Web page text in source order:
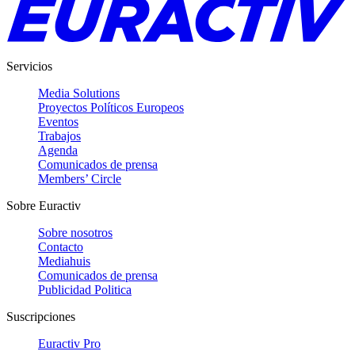
Servicios
Media Solutions
Proyectos Políticos Europeos
Eventos
Trabajos
Agenda
Comunicados de prensa
Members’ Circle
Sobre Euractiv
Sobre nosotros
Contacto
Mediahuis
Comunicados de prensa
Publicidad Politica
Suscripciones
Euractiv Pro